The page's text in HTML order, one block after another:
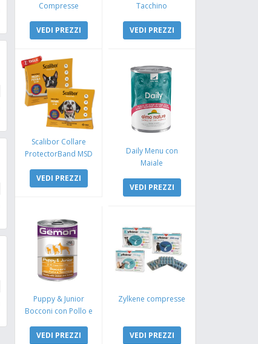
Compresse
VEDI PREZZI
Tacchino
VEDI PREZZI
Scalibor Collare
ProtectorBand MSD
VEDI PREZZI
Daily Menu con
Maiale
VEDI PREZZI
Puppy & Junior
Bocconi con Pollo e
VEDI PREZZI
Zylkene compresse
VEDI PREZZI